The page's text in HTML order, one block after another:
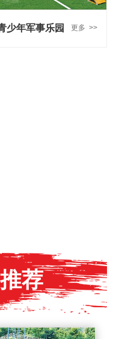
少年军事乐园 更多 >>
荐